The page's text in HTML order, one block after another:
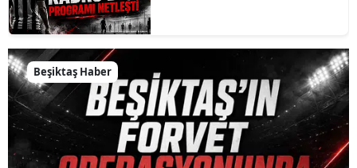
Beşiktaş Haber